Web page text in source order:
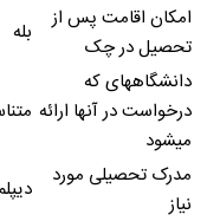
بله
امکان اقامت پس از
تحصیل در چک
دانشگاههای که
درخواست در آنها ارائه
میشود
مدرک تحصیلی مورد
نیاز